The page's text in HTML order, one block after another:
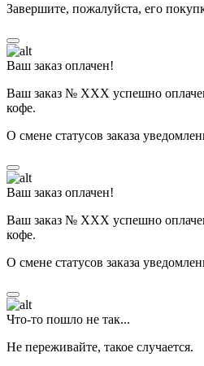
Завершите, пожалуйста, его
Ваш заказ оплачен!
Ваш заказ № ХХХ успешно
кофе.
О смене статусов заказа
Ваш заказ оплачен!
Ваш заказ № ХХХ успешно
кофе.
О смене статусов заказа
Что-то пошло не так...
Не переживайте, такое случается.